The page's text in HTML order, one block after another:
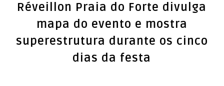
Réveillon Praia do Forte divulga
mapa do evento e mostra
superestrutura durante os cinco
dias da festa